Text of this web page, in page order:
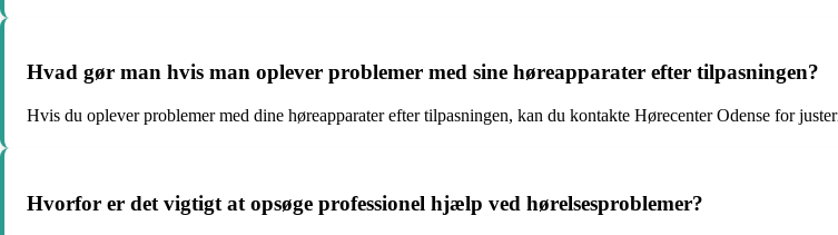
Hvad gør man hvis man oplever problemer med sine høreapparater efter tilpasningen?
Hvis du oplever problemer med dine høreapparater efter tilpasningen, kan du kontakte Hørecenter Odense for
Hvorfor er det vigtigt at opsøge professionel hjælp ved hørelsesproblemer?